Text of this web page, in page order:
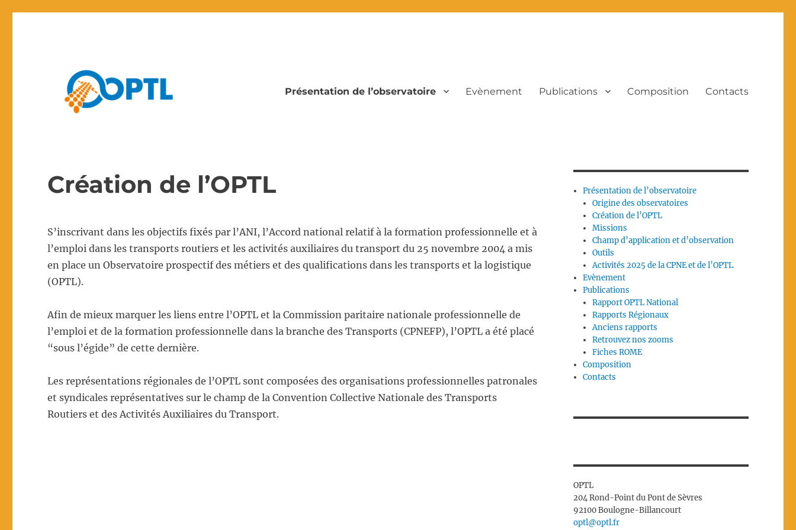
Présentation de l’observatoire Evènement Publications Composition Contacts
Création de l’OPTL
S’inscrivant dans les objectifs fixés par l’ANI, l’Accord national relatif à la formation professionnelle et à
l’emploi dans les transports routiers et les activités auxiliaires du transport du 25 novembre 2004 a mis
en place un Observatoire prospectif des métiers et des qualifications dans les transports et la logistique
(OPTL).
Afin de mieux marquer les liens entre l’OPTL et la Commission paritaire nationale professionnelle de
l’emploi et de la formation professionnelle dans la branche des Transports (CPNEFP), l’OPTL a été placé
“sous l’égide” de cette dernière.
Les représentations régionales de l’OPTL sont composées des organisations professionnelles patronales
et syndicales représentatives sur le champ de la Convention Collective Nationale des Transports
Routiers et des Activités Auxiliaires du Transport.
Présentation de l’observatoire
Origine des observatoires
Création de l’OPTL
Missions
Champ d’application et d’observation
Outils
Activités 2025 de la CPNE et de l’OPTL
Evènement
Publications
Rapport OPTL National
Rapports Régionaux
Anciens rapports
Retrouvez nos zooms
Fiches ROME
Composition
Contacts
OPTL
204 Rond-Point du Pont de Sèvres
92100 Boulogne-Billancourt
optl@optl.fr